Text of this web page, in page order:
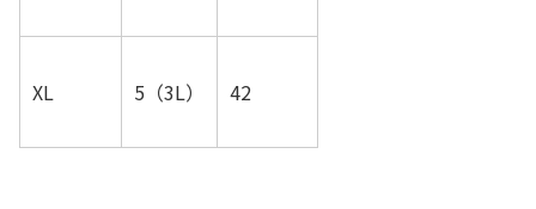
XL 5（3L） 42